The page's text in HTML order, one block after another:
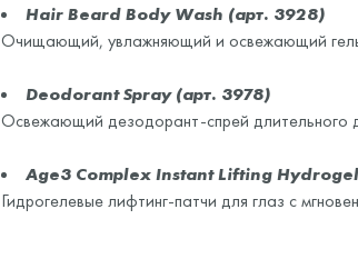
Hair Beard Body Wash (арт. 3928)
Очищающий, увлажняющий и освежающий
Deodorant Spray (арт. 3978)
Освежающий дезодорант-спрей длительного
Age3 Complex Instant Lifting
Гидрогелевые лифтинг-патчи для глаз с